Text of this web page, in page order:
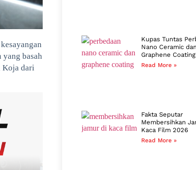
basah
Koja dari
Kupas Tuntas
Nano Ceramic dan
Graphene Coating
Read More »
Fakta Seputar
Membersihkan
Kaca Film 2026
Read More »